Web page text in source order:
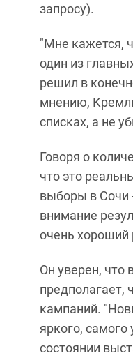
запросу).
"Мне кажется,
один из
решил в
мнению,
списках, а не
Говоря о
что это
выборы в Сочи
внимание
очень хороший
Он уверен, что
предполагает,
кампаний.
яркого,
состоянии